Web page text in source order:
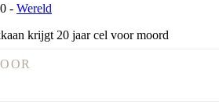
- Wereld